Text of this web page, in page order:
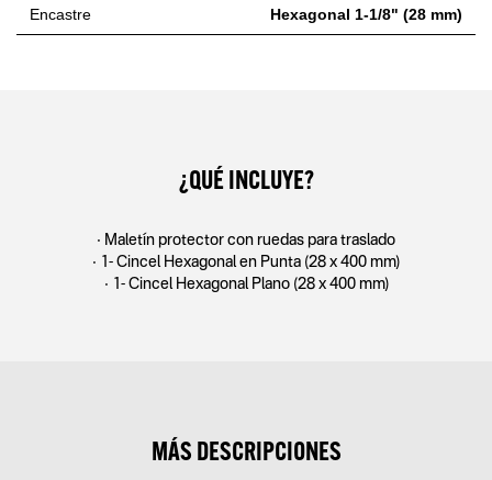
Encastre Hexagonal 1-1/8" (28 mm)
¿QUÉ INCLUYE?
• Maletín protector con ruedas para traslado
• 1- Cincel Hexagonal en Punta (28 x 400 mm)
• 1- Cincel Hexagonal Plano (28 x 400 mm)
MÁS DESCRIPCIONES